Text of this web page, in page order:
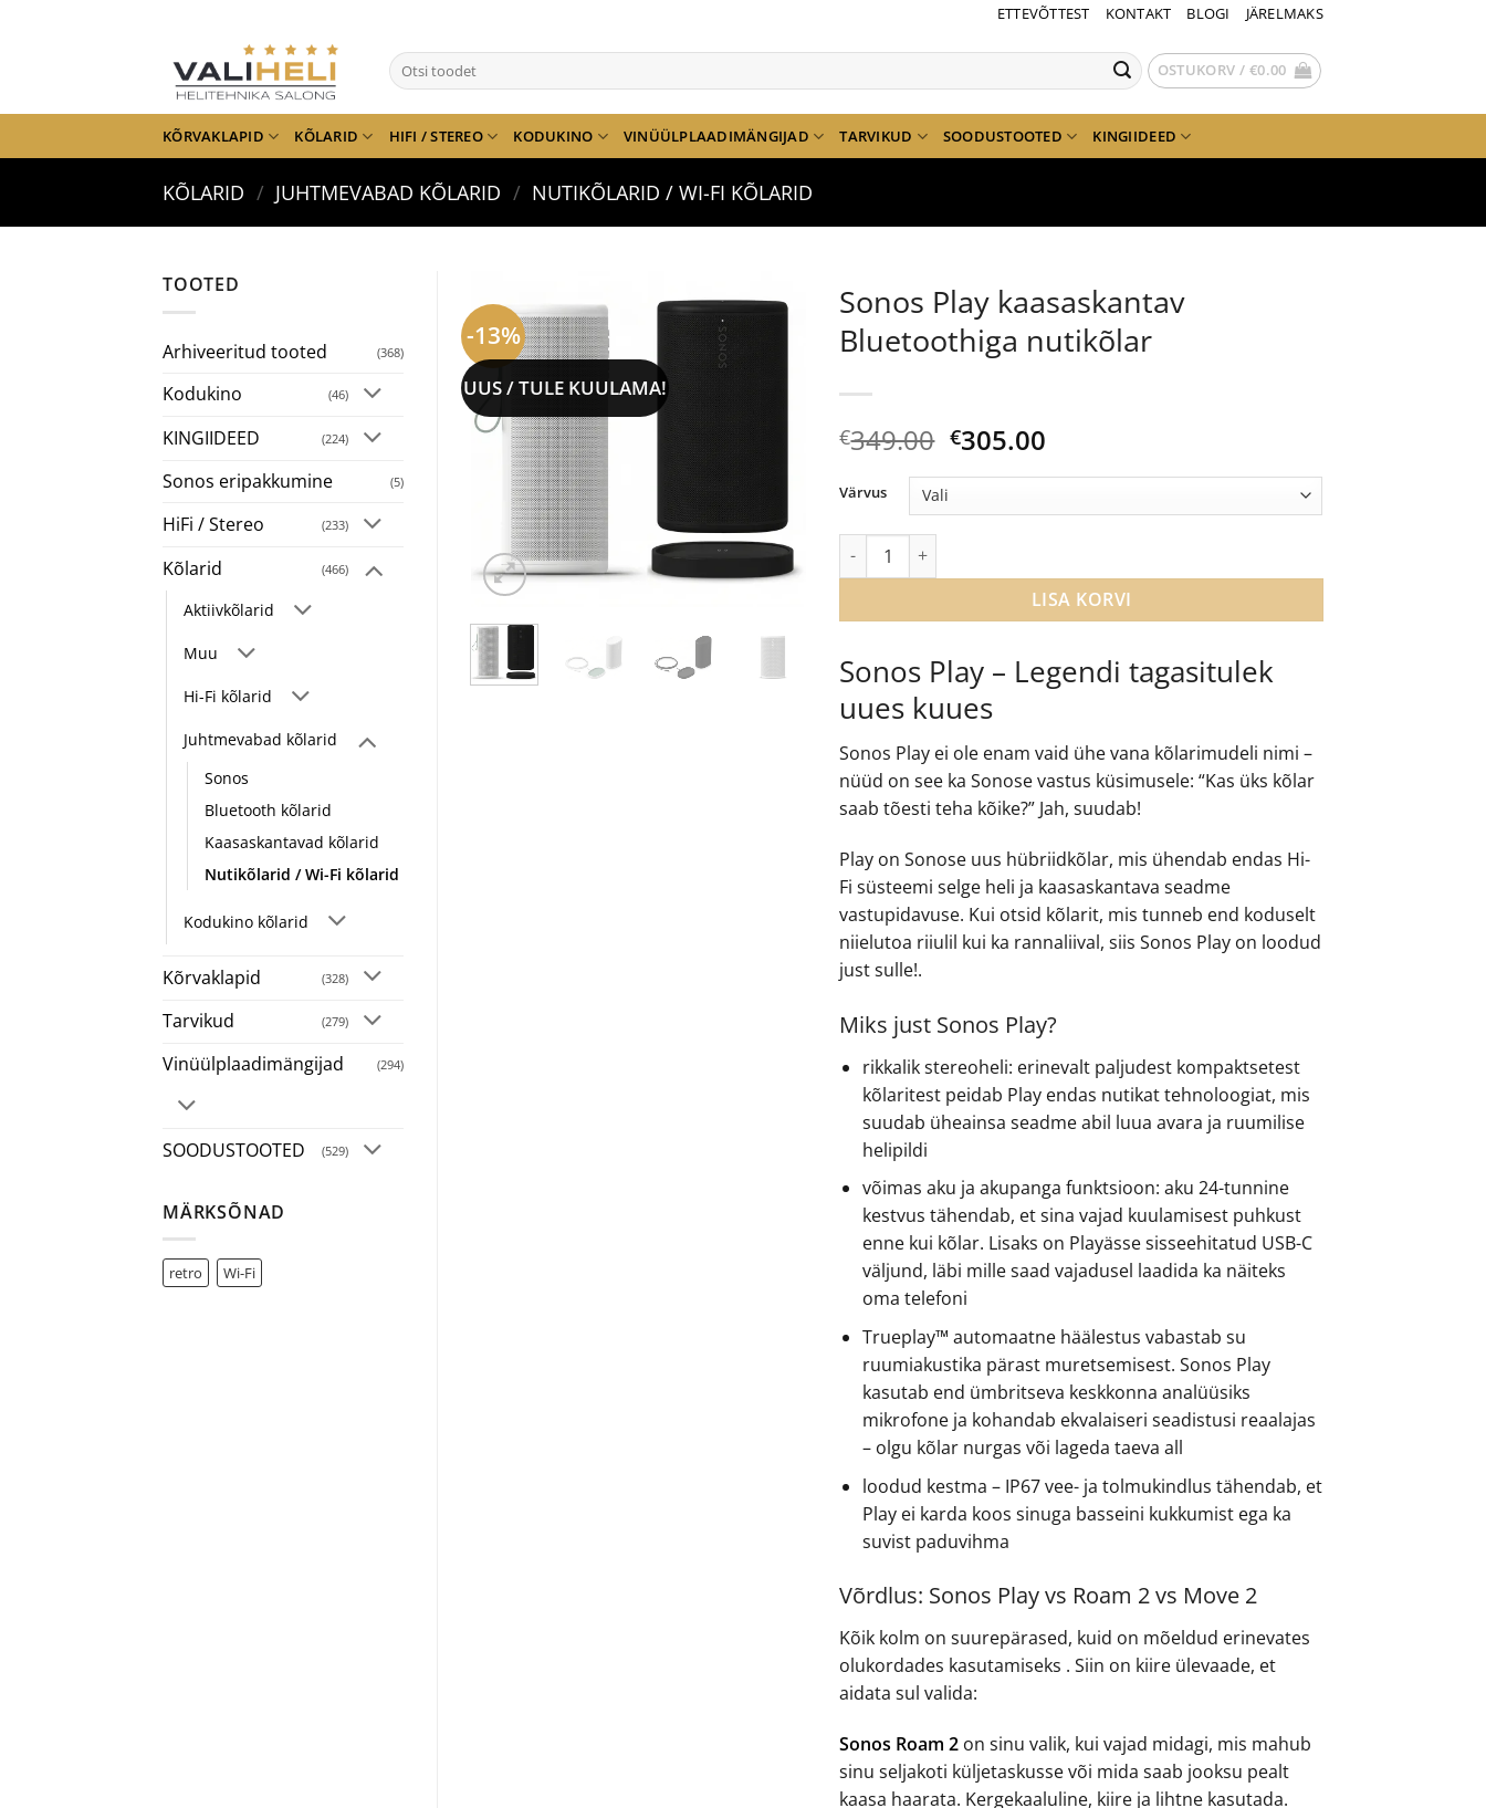
ETTEVÕTTEST KONTAKT BLOGI JÄRELMAKS
Otsi: OSTUKORV / €0.00
KÕRVAKLAPID KÕLARID HIFI / STEREO KODUKINO VINÜÜLPLAADIMÄNGIJAD TARVIKUD SOODUSTOOTED KINGIIDEED
KÕLARID / JUHTMEVABAD KÕLARID / NUTIKÕLARID / WI-FI KÕLARID
TOOTED
Arhiveeritud tooted (368)
Kodukino (46)
KINGIIDEED (224)
Sonos eripakkumine (5)
HiFi / Stereo (233)
Kõlarid (466)
Aktiivkõlarid
Muu
Hi-Fi kõlarid
Juhtmevabad kõlarid
Sonos
Bluetooth kõlarid
Kaasaskantavad kõlarid
Nutikõlarid / Wi-Fi kõlarid
Kodukino kõlarid
Kõrvaklapid (328)
Tarvikud (279)
Vinüülplaadimängijad (294)
SOODUSTOOTED (529)
MÄRKSÕNAD
retro Wi-Fi
-13%
UUS / TULE KUULAMA!
Sonos Play kaasaskantav
Bluetoothiga nutikõlar
€349.00 Algne
€349.00.
€305.00Current
€305.00.
Sonos Play – Legendi tagasitulek
uues kuues
Sonos Play ei ole enam vaid ühe vana kõlarimudeli nimi –
nüüd on see ka Sonose vastus küsimusele: “Kas üks kõlar
saab tõesti teha kõike?” Jah, suudab!
Play on Sonose uus hübriidkõlar, mis ühendab endas Hi-
Fi süsteemi selge heli ja kaasaskantava seadme
vastupidavuse. Kui otsid kõlarit, mis tunneb end koduselt
niielutoa riiulil kui ka rannaliival, siis Sonos Play on loodud
just sulle!.
Miks just Sonos Play?
rikkalik stereoheli: erinevalt paljudest kompaktsetest
kõlaritest peidab Play endas nutikat tehnoloogiat, mis
suudab üheainsa seadme abil luua avara ja ruumilise
helipildi
võimas aku ja akupanga funktsioon: aku 24-tunnine
kestvus tähendab, et sina vajad kuulamisest puhkust
enne kui kõlar. Lisaks on Playässe sisseehitatud USB-C
väljund, läbi mille saad vajadusel laadida ka näiteks
oma telefoni
Trueplay™ automaatne häälestus vabastab su
ruumiakustika pärast muretsemisest. Sonos Play
kasutab end ümbritseva keskkonna analüüsiks
mikrofone ja kohandab ekvalaiseri seadistusi reaalajas
– olgu kõlar nurgas või lageda taeva all
loodud kestma – IP67 vee- ja tolmukindlus tähendab, et
Play ei karda koos sinuga basseini kukkumist ega ka
suvist paduvihma
Võrdlus: Sonos Play vs Roam 2 vs Move 2
Kõik kolm on suurepärased, kuid on mõeldud erinevates
olukordades kasutamiseks . Siin on kiire ülevaade, et
aidata sul valida:
Sonos Roam 2 on sinu valik, kui vajad midagi, mis mahub
sinu seljakoti küljetaskusse või mida saab jooksu pealt
kaasa haarata. Kergekaaluline, kiire ja lihtne kasutada.
Värvus
Sonos Play kaasaskantav Bluetoothiga nutikõlar kogus
LISA KORVI